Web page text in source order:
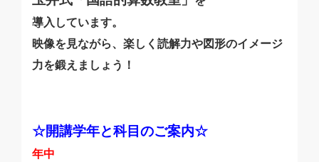
導入しています。
映像を見ながら、楽しく読解力や図形のイメージ
力を鍛えましょう！
☆開講学年と科目のご案内☆
年中